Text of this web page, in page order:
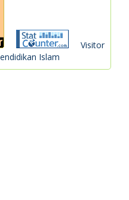
Visitor
Islam